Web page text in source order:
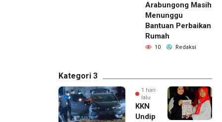
Arabungong Masih
Menunggu
Bantuan Perbaikan
Rumah
10 Redaksi
Kategori 3
1 hari
lalu
KKN
Undip